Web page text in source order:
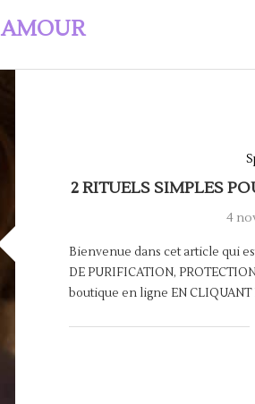
AMOUR
2 RITUELS SIMPLES
4
Bienvenue dans cet article qui
DE PURIFICATION,
boutique en ligne EN